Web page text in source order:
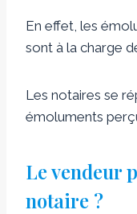
En effet, les
sont à la charge
Les notaires se
émoluments
Le vendeur
notaire ?